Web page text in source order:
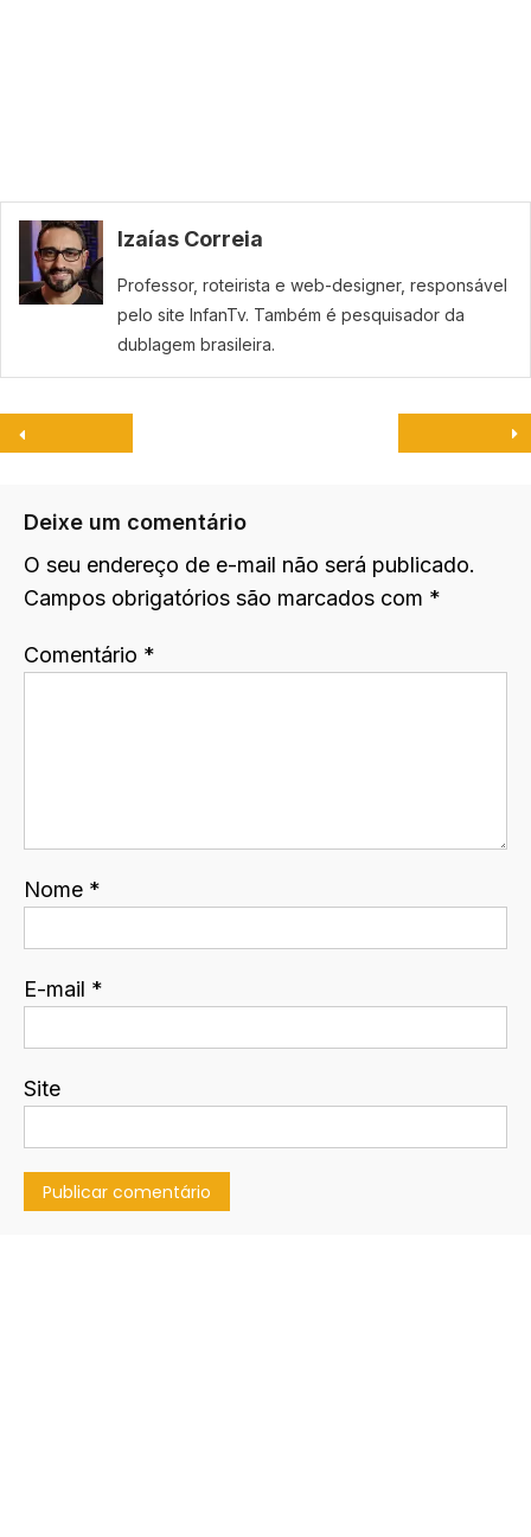
Izaías Correia
Professor, roteirista e web-designer, responsável
pelo site InfanTv. Também é pesquisador da
dublagem brasileira.
Deixe um comentário
O seu endereço de e-mail não será publicado.
Campos obrigatórios são marcados com *
Comentário *
Nome *
E-mail *
Site